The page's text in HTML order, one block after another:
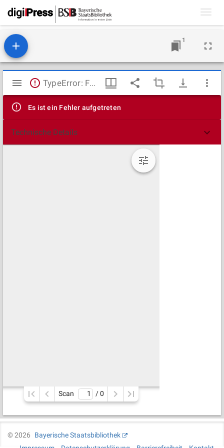
1
Mirador
Viewer
TypeError: Failed to fetch
Es ist ein Fehler aufgetreten
Technische Details
Scan / 0
©2026
Bayerische Staatsbibliothek